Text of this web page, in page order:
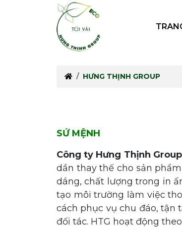
HƯNG THỊNH GROUP
SỨ MỆNH
Công ty Hưng Thịnh Group
dần thay thế cho sản
dáng, chất lượng trong in
tạo môi trường làm việc
cách phục vụ chu đáo, tận
đối tác. HTG hoạt động